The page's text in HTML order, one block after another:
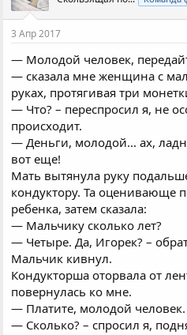
3 Апр 2017
— Молодой человек,
— сказала мне женщина с
руках, протягивая три
— Что? – переспросил я, не
происходит.
— Деньги, молодой... ах,
вот еще!
Мать вытянула руку
кондуктору. Та оценивающе
ребенка, затем сказала:
— Мальчику сколько лет?
— Четыре. Да, Игорек? –
Мальчик кивнул.
Кондукторша оторвала от
повернулась ко мне.
— Платите, молодой человек.
— Сколько? – спросил я,